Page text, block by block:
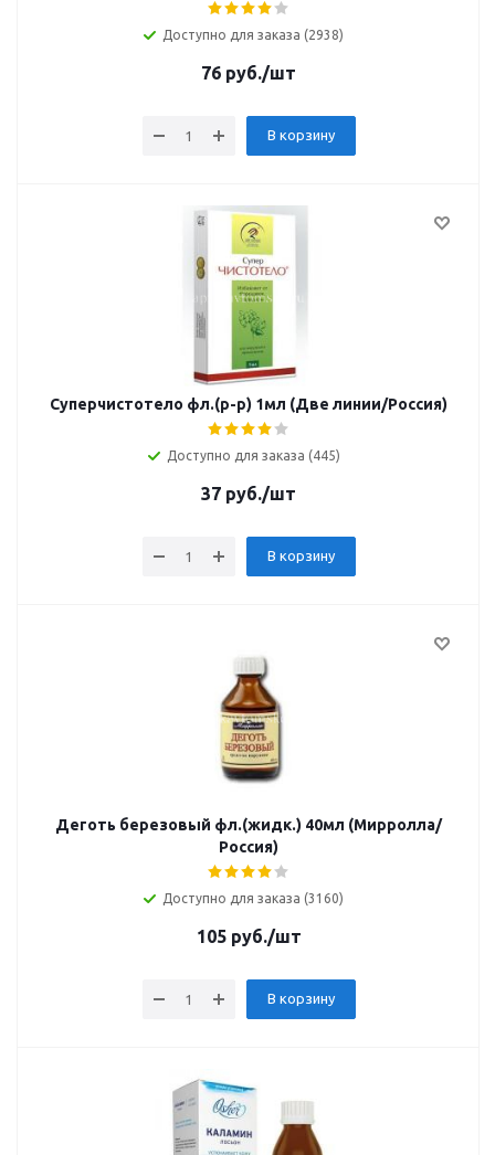
Доступно для заказа (2938)
76 руб./шт
В корзину
Суперчистотело фл.(р-р) 1мл (Две линии/Россия)
Доступно для заказа (445)
37 руб./шт
В корзину
Деготь березовый фл.(жидк.) 40мл (Мирролла/
Россия)
Доступно для заказа (3160)
105руб./шт
В корзину